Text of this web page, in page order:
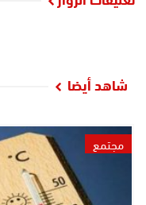
شاهد أيضا
مجتمع